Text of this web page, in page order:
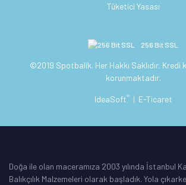
Tüketici Yasası
256 Bit SSL
©2019 Spotbalik. Her Hakkı Saklıdır. Kredi
korunmaktadır.
IdeaSoft® | E-Ticaret
Doğa ile olan maceramıza 2003 yılında İstanbul
Balıkçılık Malzemeleri olarak başladık. Yola